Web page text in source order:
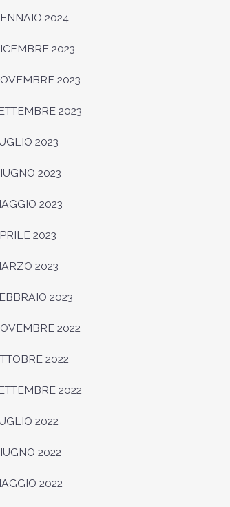
2024
2023
2023
2023
2023
2023
2023
2023
2023
2023
2022
2022
2022
2022
2022
2022